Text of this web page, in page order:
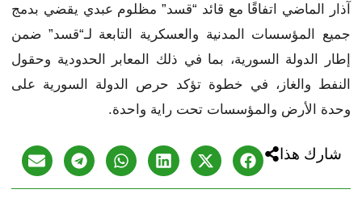
آذار الماضي اتفاقًا مع قائد “قسد” مظلوم عبدي يقضي بدمج
جميع المؤسسات المدنية والعسكرية التابعة لـ“قسد” ضمن
إطار الدولة السورية، بما في ذلك المعابر الحدودية وحقول
النفط والغاز، في خطوة تؤكد حرص الدولة السورية على
وحدة الأرض والمؤسسات تحت راية واحدة.
شارك هذا